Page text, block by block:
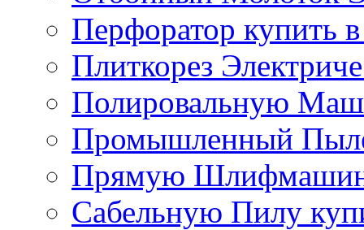
Перфоратор купить
Плиткорез
Полировальную
Промышленный
Прямую
Сабельную Пилу